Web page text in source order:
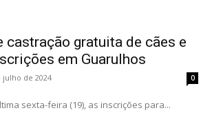
castração gratuita de cães e
em Guarulhos
julho de 2024 0
sexta-feira (19), as inscrições para...